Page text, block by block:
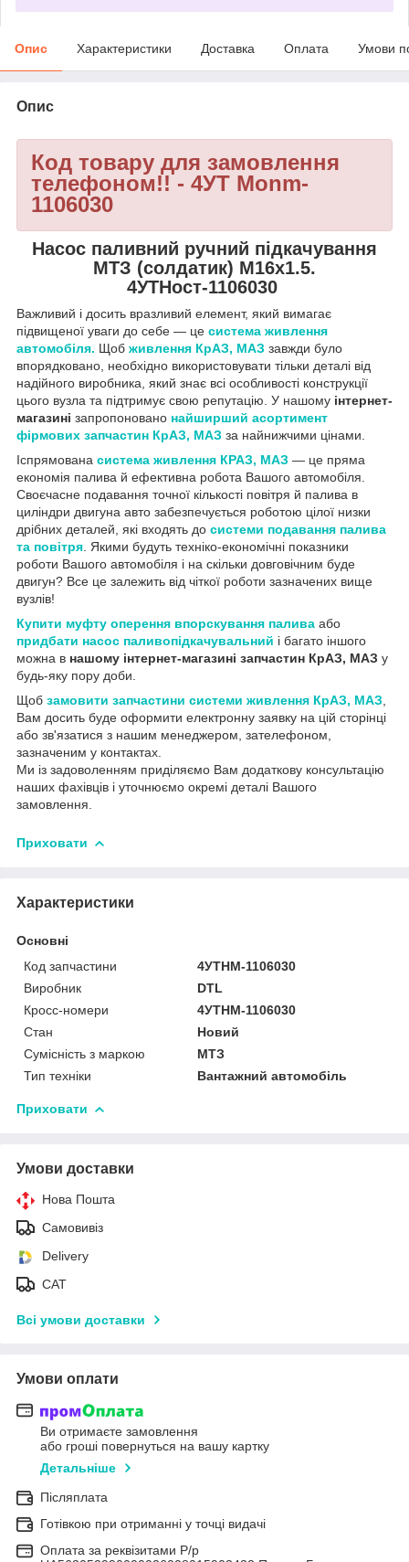
Опис Характеристики Доставка Оплата Умови
Опис
Код товару для замовлення
телефоном!! - 4УТ Monm-
1106030
Насос паливний ручний підкачування
МТЗ (солдатик) М16х1.5.
4УТНост-1106030
Важливий і досить вразливий елемент, який вимагає
підвищеної уваги до себе — це система живлення
автомобіля. Щоб живлення КрАЗ, МАЗ завжди було
впорядковано, необхідно використовувати тільки деталі від
надійного виробника, який знає всі особливості конструкції
цього вузла та підтримує свою репутацію. У нашому інтернет-
магазині запропоновано найширший асортимент
фірмових запчастин КрАЗ, МАЗ за найнижчими цінами.
Іспрямована система живлення КРАЗ, МАЗ — це пряма
економія палива й ефективна робота Вашого автомобіля.
Своєчасне подавання точної кількості повітря й палива в
циліндри двигуна авто забезпечується роботою цілої низки
дрібних деталей, які входять до системи подавання палива
та повітря . Якими будуть техніко-економічні показники
роботи Вашого автомобіля і на скільки довговічним буде
двигун? Все це залежить від чіткої роботи зазначених вище
вузлів!
Купити муфту оперення впорскування палива або
придбати насос паливопідкачувальний і багато іншого
можна в нашому інтернет-магазині запчастин КрАЗ, МАЗ у
будь-яку пору доби.
Щоб замовити запчастини системи живлення КрАЗ, МАЗ
Вам досить буде оформити електронну заявку на цій сторінці
або зв'язатися з нашим менеджером, зателефоном,
зазначеним у контактах.
Ми із задоволенням приділяємо Вам додаткову консультацію
наших фахівців і уточнюємо окремі деталі Вашого
замовлення.
Приховати
Характеристики
Основні
Код запчастини
4УТНМ-1106030
Виробник
DTL
Кросс-номери
4УТНМ-1106030
Стан
Новий
Сумісність з маркою
МТЗ
Тип техніки
Вантажний автомобіль
Приховати
Умови доставки
Нова Пошта
Самовивіз
Delivery
САТ
Всі умови доставки
Умови оплати
Ви отримаєте замовлення
або гроші повернуться на вашу картку
Детальніше
Післяплата
Готівкою при отриманні у точці видачі
Оплата за реквізитами Р/р